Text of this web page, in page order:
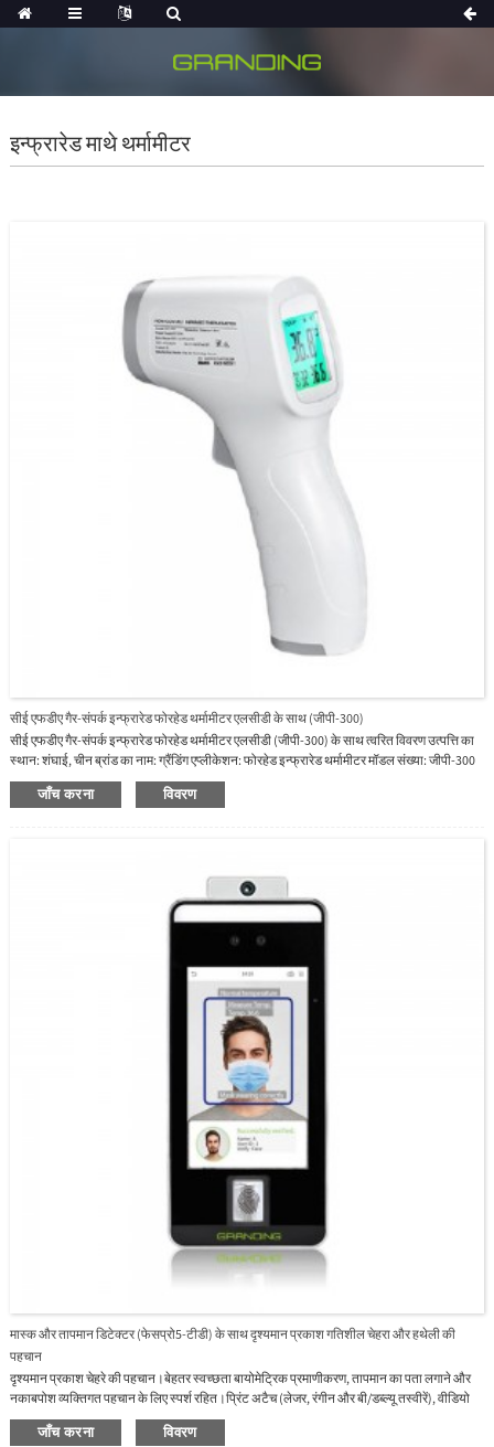
इन्फ्रारेड माथे थर्मामीटर
सीई एफडीए गैर-संपर्क इन्फ्रारेड फोरहेड थर्मामीटर एलसीडी के साथ (जीपी-300)
सीई एफडीए गैर-संपर्क इन्फ्रारेड फोरहेड थर्मामीटर एलसीडी (जीपी-300) के साथ त्वरित विवरण उत्पत्ति का
स्थान: शंघाई, चीन ब्रांड का नाम: ग्रैंडिंग एप्लीकेशन: फोरहेड इन्फ्रारेड थर्मामीटर मॉडल संख्या: जीपी-300
डिस्प्ले: 2-रंग बैकलाइट माप के तरीके: गैर- संपर्क, इन्फ्रारेड स्वचालित शटडाउन: 15 सेकंड शरीर मापने की
सीमा: 35.0°c-42.0°c (95.0°F-107.9°F) सतह मापने की सीमा: 0.0°c-100.0°c (32.0°F-212.0°F) माप
जाँच करना विवरण
मास्क और तापमान डिटेक्टर (फेसप्रो5-टीडी) के साथ दृश्यमान प्रकाश गतिशील चेहरा और हथेली की
पहचान
दृश्यमान प्रकाश चेहरे की पहचान।बेहतर स्वच्छता बायोमेट्रिक प्रमाणीकरण, तापमान का पता लगाने और
नकाबपोश व्यक्तिगत पहचान के लिए स्पर्श रहित।प्रिंट अटैच (लेजर, रंगीन और बी/डब्ल्यू तस्वीरें), वीडियो
हमले और 3डी मास्क हमले के खिलाफ एंटी-स्पूफिंग एल्गोरिदम।एकाधिक सत्यापन विधियाँ: चेहरा/हथेली/
फ़िंगरप्रिंट/पासवर्ड।समायोज्य चमक के साथ पूरक प्रकाश व्यवस्था।दूरी 30~50 सेमी (1~1.64 फीट), माप
जाँच करना विवरण